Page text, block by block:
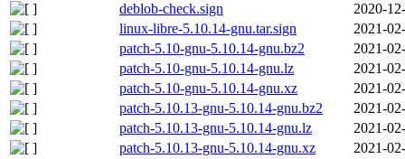
deblob-check.sign
2020-
linux-libre-5.10.14-gnu.tar.sign
2021-
patch-5.10-gnu-5.10.14-gnu.bz2
2021-
patch-5.10-gnu-5.10.14-gnu.lz
2021-
patch-5.10-gnu-5.10.14-gnu.xz
2021-
patch-5.10.13-gnu-5.10.14-gnu.bz2
2021-
patch-5.10.13-gnu-5.10.14-gnu.lz
2021-
patch-5.10.13-gnu-5.10.14-gnu.xz
2021-